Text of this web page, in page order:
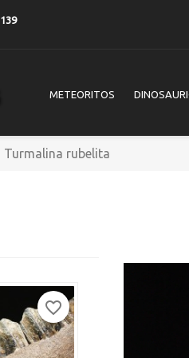
METEORITOS
Turmalina rubelita
favorite_border